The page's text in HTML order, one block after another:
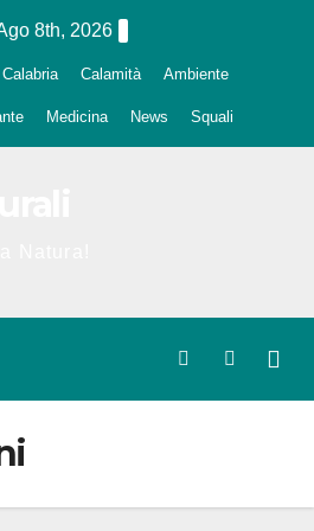
8th, 2026
Calabria Calamità Ambiente
Medicina News Squali